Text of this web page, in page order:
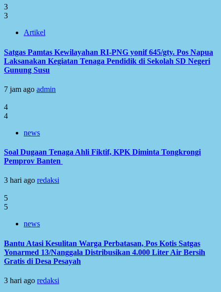
3
3
Artikel
Satgas Pamtas Kewilayahan RI-PNG yonif 645/gty. Pos Napua
Laksanakan Kegiatan Tenaga Pendidik di Sekolah SD Negeri
Gunung Susu
7 jam ago admin
4
4
news
Soal Dugaan Tenaga Ahli Fiktif, KPK Diminta Tongkrongi
Pemprov Banten
3 hari ago redaksi
5
5
news
Bantu Atasi Kesulitan Warga Perbatasan, Pos Kotis Satgas
Yonarmed 13/Nanggala Distribusikan 4.000 Liter Air Bersih
Gratis di Desa Pesayah
3 hari ago redaksi